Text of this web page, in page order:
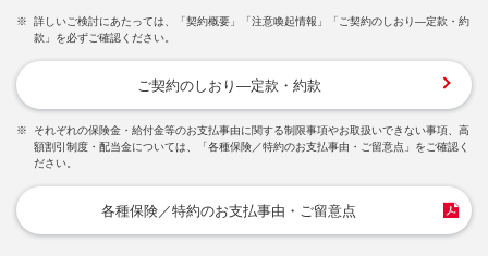
※
詳しいご検討にあたっては、「契約概要」「注意喚起情報」「ご契約のしおり―定款・約
款」を必ずご確認ください。
ご契約のしおり―定款・約款
※
それぞれの保険金・給付金等のお支払事由に関する制限事項やお取扱いできない事項、高
額割引制度・配当金については、「各種保険／特約のお支払事由・ご留意点」をご確認く
ださい。
各種保険／特約のお支払事由・ご留意点